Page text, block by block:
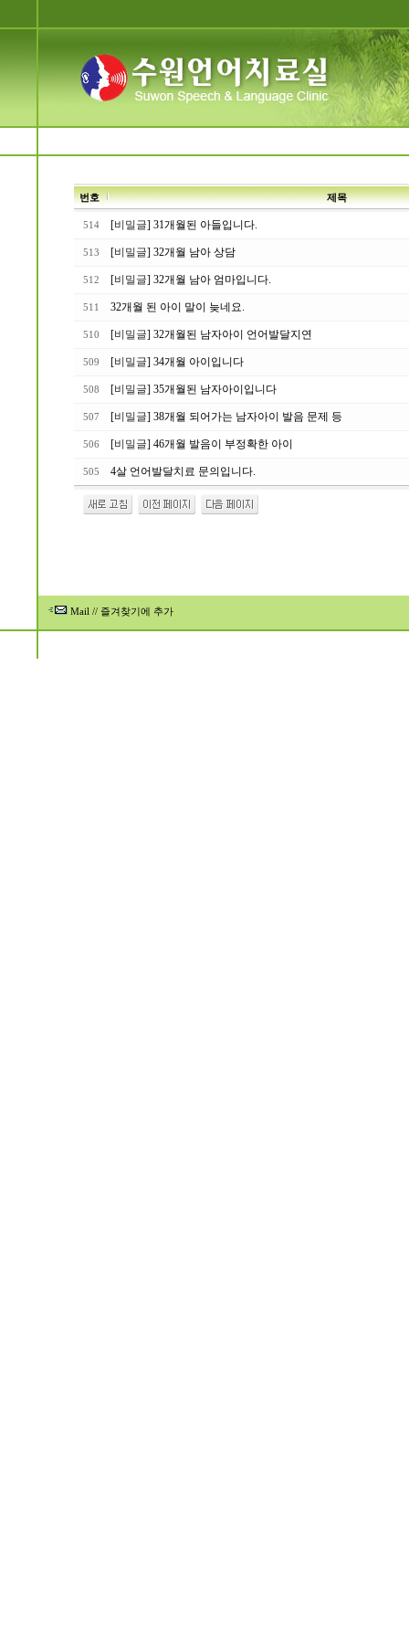
번호 제목
514 [비밀글] 31개월된 아들입니다.
513 [비밀글] 32개월 남아 상담
512 [비밀글] 32개월 남아 엄마입니다.
511 32개월 된 아이 말이 늦네요.
510 [비밀글] 32개월된 남자아이 언어발달지연
509 [비밀글] 34개월 아이입니다
508 [비밀글] 35개월된 남자아이입니다
507 [비밀글] 38개월 되어가는 남자아이 발음 문제 등
506 [비밀글] 46개월 발음이 부정확한 아이
505 4살 언어발달치료 문의입니다.
Mail // 즐겨찾기에 추가